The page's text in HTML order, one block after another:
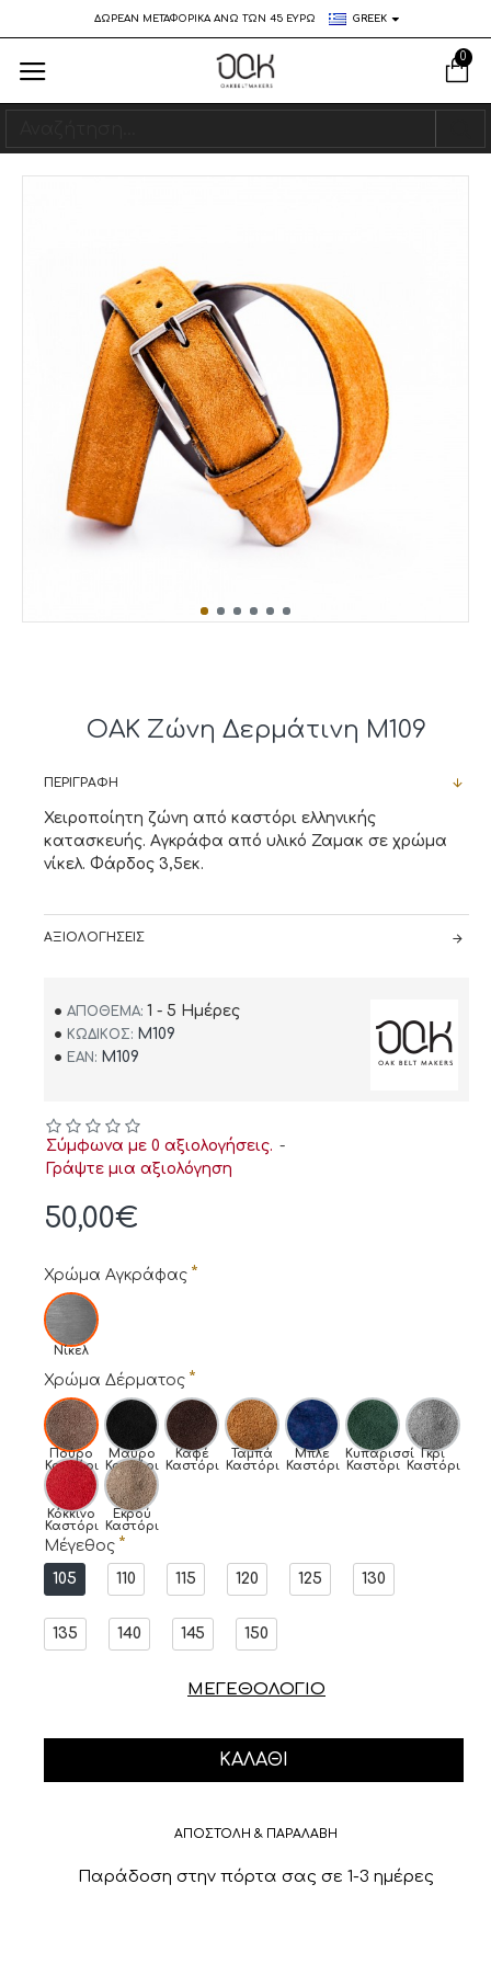
ΔΩΡΕΑΝ ΜΕΤΑΦΟΡΙΚΑ ΑΝΩ ΤΩΝ 45 ΕΥΡΩ GREEK
0
OAK Ζώνη Δερμάτινη M109
ΠΕΡΙΓΡΑΦΉ
Χειροποίητη ζώνη από καστόρι ελληνικής
κατασκευής. Αγκράφα από υλικό Ζαμακ σε χρώμα
νίκελ. Φάρδος 3,5εκ.
ΑΞΙΟΛΟΓΉΣΕΙΣ
ΑΠΌΘΕΜΑ: 1 - 5 Ημέρες
ΚΩΔΙΚΌΣ: M109
EAN: M109
Σύμφωνα με 0 αξιολογήσεις. -
Γράψτε μια αξιολόγηση
50,00€
Χρώμα Αγκράφας
Νίκελ
Χρώμα Δέρματος
Πούρο
Καστόρι
Μαύρο
Καστόρι
Καφέ
Καστόρι
Ταμπά
Καστόρι
Μπλε
Καστόρι
Κυπαρισσί
Καστόρι
Γκρι
Καστόρι
Κόκκινο
Καστόρι
Εκρού
Καστόρι
Μέγεθος
105
110 115 120 125 130
135 140 145 150
ΚΑΛΆΘΙ
ΜΕΓΕΘΟΛΟΓΙΟ
ΑΠΟΣΤΟΛΗ & ΠΑΡΑΛΑΒΗ
Παράδοση στην πόρτα σας σε 1-3 ημέρες